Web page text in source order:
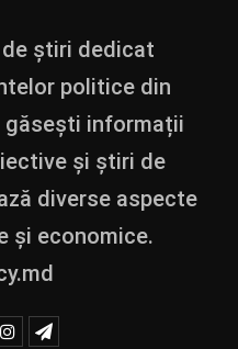
de știri dedicat
politice din
găsești informații
și știri de
diverse aspecte
și economice.